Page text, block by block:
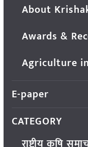
About
Awards &
Agriculture
E-paper
CATEGORY